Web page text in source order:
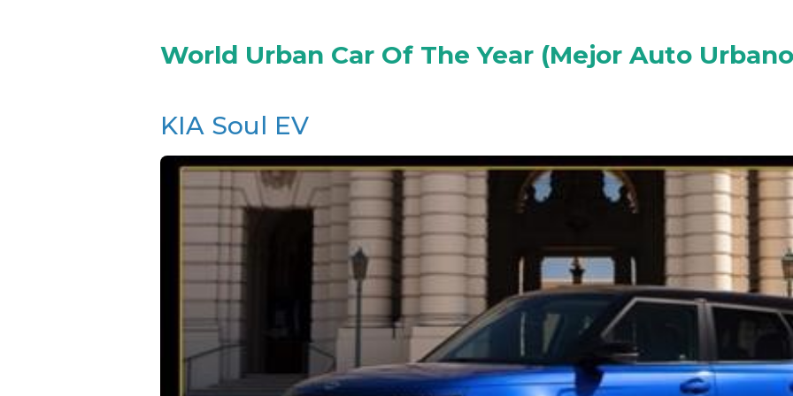
World Urban Car Of The Year (Mejor Auto
KIA Soul EV